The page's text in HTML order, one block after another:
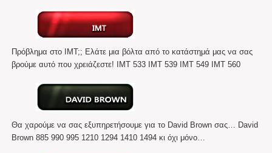
Πρόβλημα στο ΙΜΤ;; Ελάτε μια βόλτα από το κατάστημά μας να σας
βρούμε αυτό που χρειάζεστε! ΙΜΤ 533 ΙΜΤ 539 ΙΜΤ 549 ΙΜΤ 560
Θα χαρούμε να σας εξυπηρετήσουμε για το David Brown σας… David
Brown 885 990 995 1210 1294 1410 1494 κι όχι μόνο…